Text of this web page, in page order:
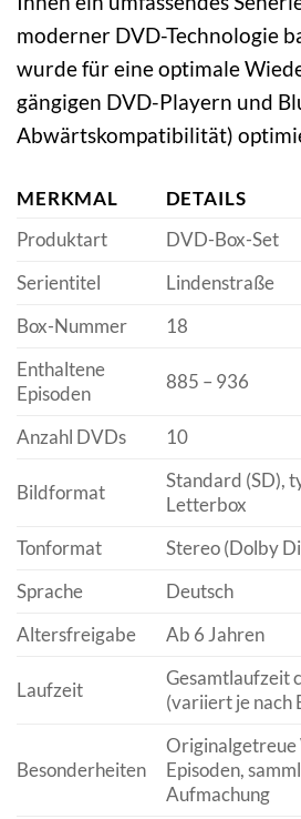
moderner DVD-Technologie
wurde für eine optimale
gängigen DVD-Playern und
Abwärtskompatibilität)
MERKMAL
DETAILS
Produktart
DVD-Box-Set
Serientitel
Lindenstraße
Box-Nummer
18
Enthaltene
Episoden
885 – 936
Anzahl DVDs 10
Bildformat
Standard (SD),
Letterbox
Tonformat
Stereo (Dolby
Sprache
Deutsch
Altersfreigabe
Ab 6 Jahren
Laufzeit
Gesamtlaufzeit
(variiert je nach
Besonderheiten
Episoden,
Aufmachung